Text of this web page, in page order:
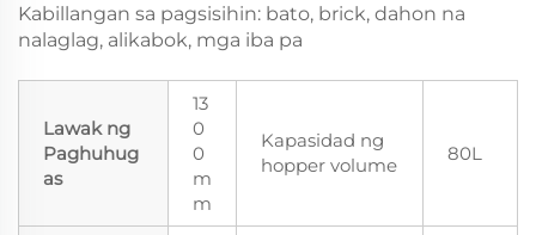
Kabillangan sa pagsisihin: bato, brick, dahon na
nalaglag, alikabok, mga iba pa
Lawak ng
Paghuhug
as
13
0
0
m
m
Kapasidad ng
hopper volume
80L